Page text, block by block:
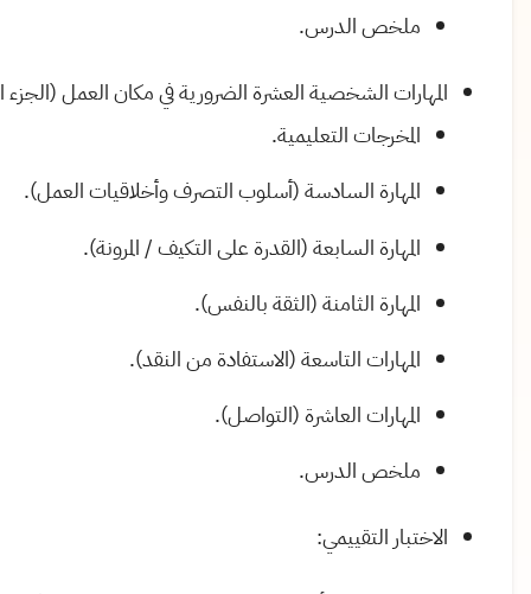
ملخص الدرس.
المهارات الشخصية العشرة الضرورية في مكان العمل (الجزء
المخرجات التعليمية.
المهارة السادسة (أسلوب التصرف وأخلاقيات العمل).
المهارة السابعة (القدرة على التكيف / المرونة).
المهارة الثامنة (الثقة بالنفس).
المهارات التاسعة (الاستفادة من النقد).
المهارات العاشرة (التواصل).
ملخص الدرس.
الاختبار التقييمي: